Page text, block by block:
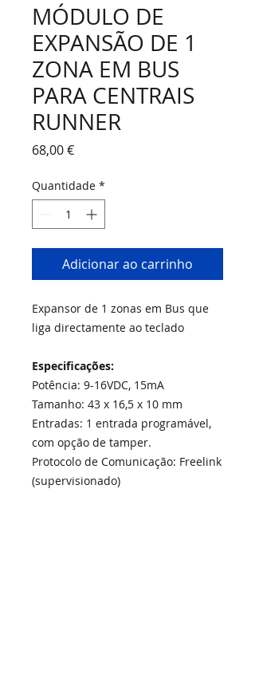
MÓDULO DE
EXPANSÃO DE 1
ZONA EM BUS
PARA CENTRAIS
RUNNER
68,00 €Preço
Quantidade *
Adicionar ao carrinho
Expansor de 1 zonas em Bus que
liga directamente ao teclado
Especificações:
Potência: 9-16VDC, 15mA
Tamanho: 43 x 16,5 x 10 mm
Entradas: 1 entrada programável,
com opção de tamper.
Protocolo de Comunicação: Freelink
(supervisionado)